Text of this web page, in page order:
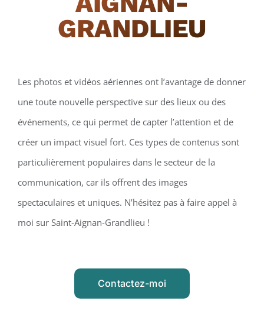
GRANDLIEU
Les photos et vidéos aériennes ont l’avantage de donner
une toute nouvelle perspective sur des lieux ou des
événements, ce qui permet de capter l’attention et de
créer un impact visuel fort. Ces types de contenus sont
particulièrement populaires dans le secteur de la
communication, car ils offrent des images
spectaculaires et uniques. N’hésitez pas à faire appel à
moi sur Saint-Aignan-Grandlieu !
Contactez-moi